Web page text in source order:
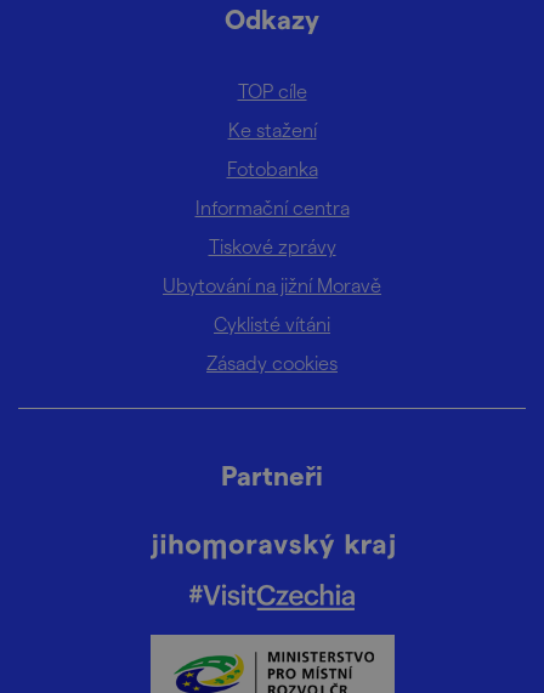
Odkazy
TOP cíle
Ke stažení
Fotobanka
Informační centra
Tiskové zprávy
Ubytování na jižní Moravě
Cyklisté vítáni
Zásady cookies
Partneři